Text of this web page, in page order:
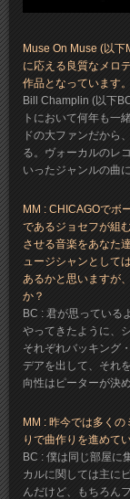
Muse On Muse (以
に応える良質なメロ
作品となっています。
Bill Champlin (以下
トにおいて何年も一
ドの大ファンだから
る。ヴォーカルのレ
いったジャンルの曲
MM : CHICAGOでボ
であるジョセフが組
させる音楽をあなた
ュージシャンとして
あるかと思いますが
か？
BC : 君が思っている
やってきたように、
それぞれバッキング
デアを出して、それ
向性はピーターが決
MM : 昨今では多く
りで曲作りを進めて
BC : 僕は同じ部屋に
カルに関しては主に
んだけど、もちろん